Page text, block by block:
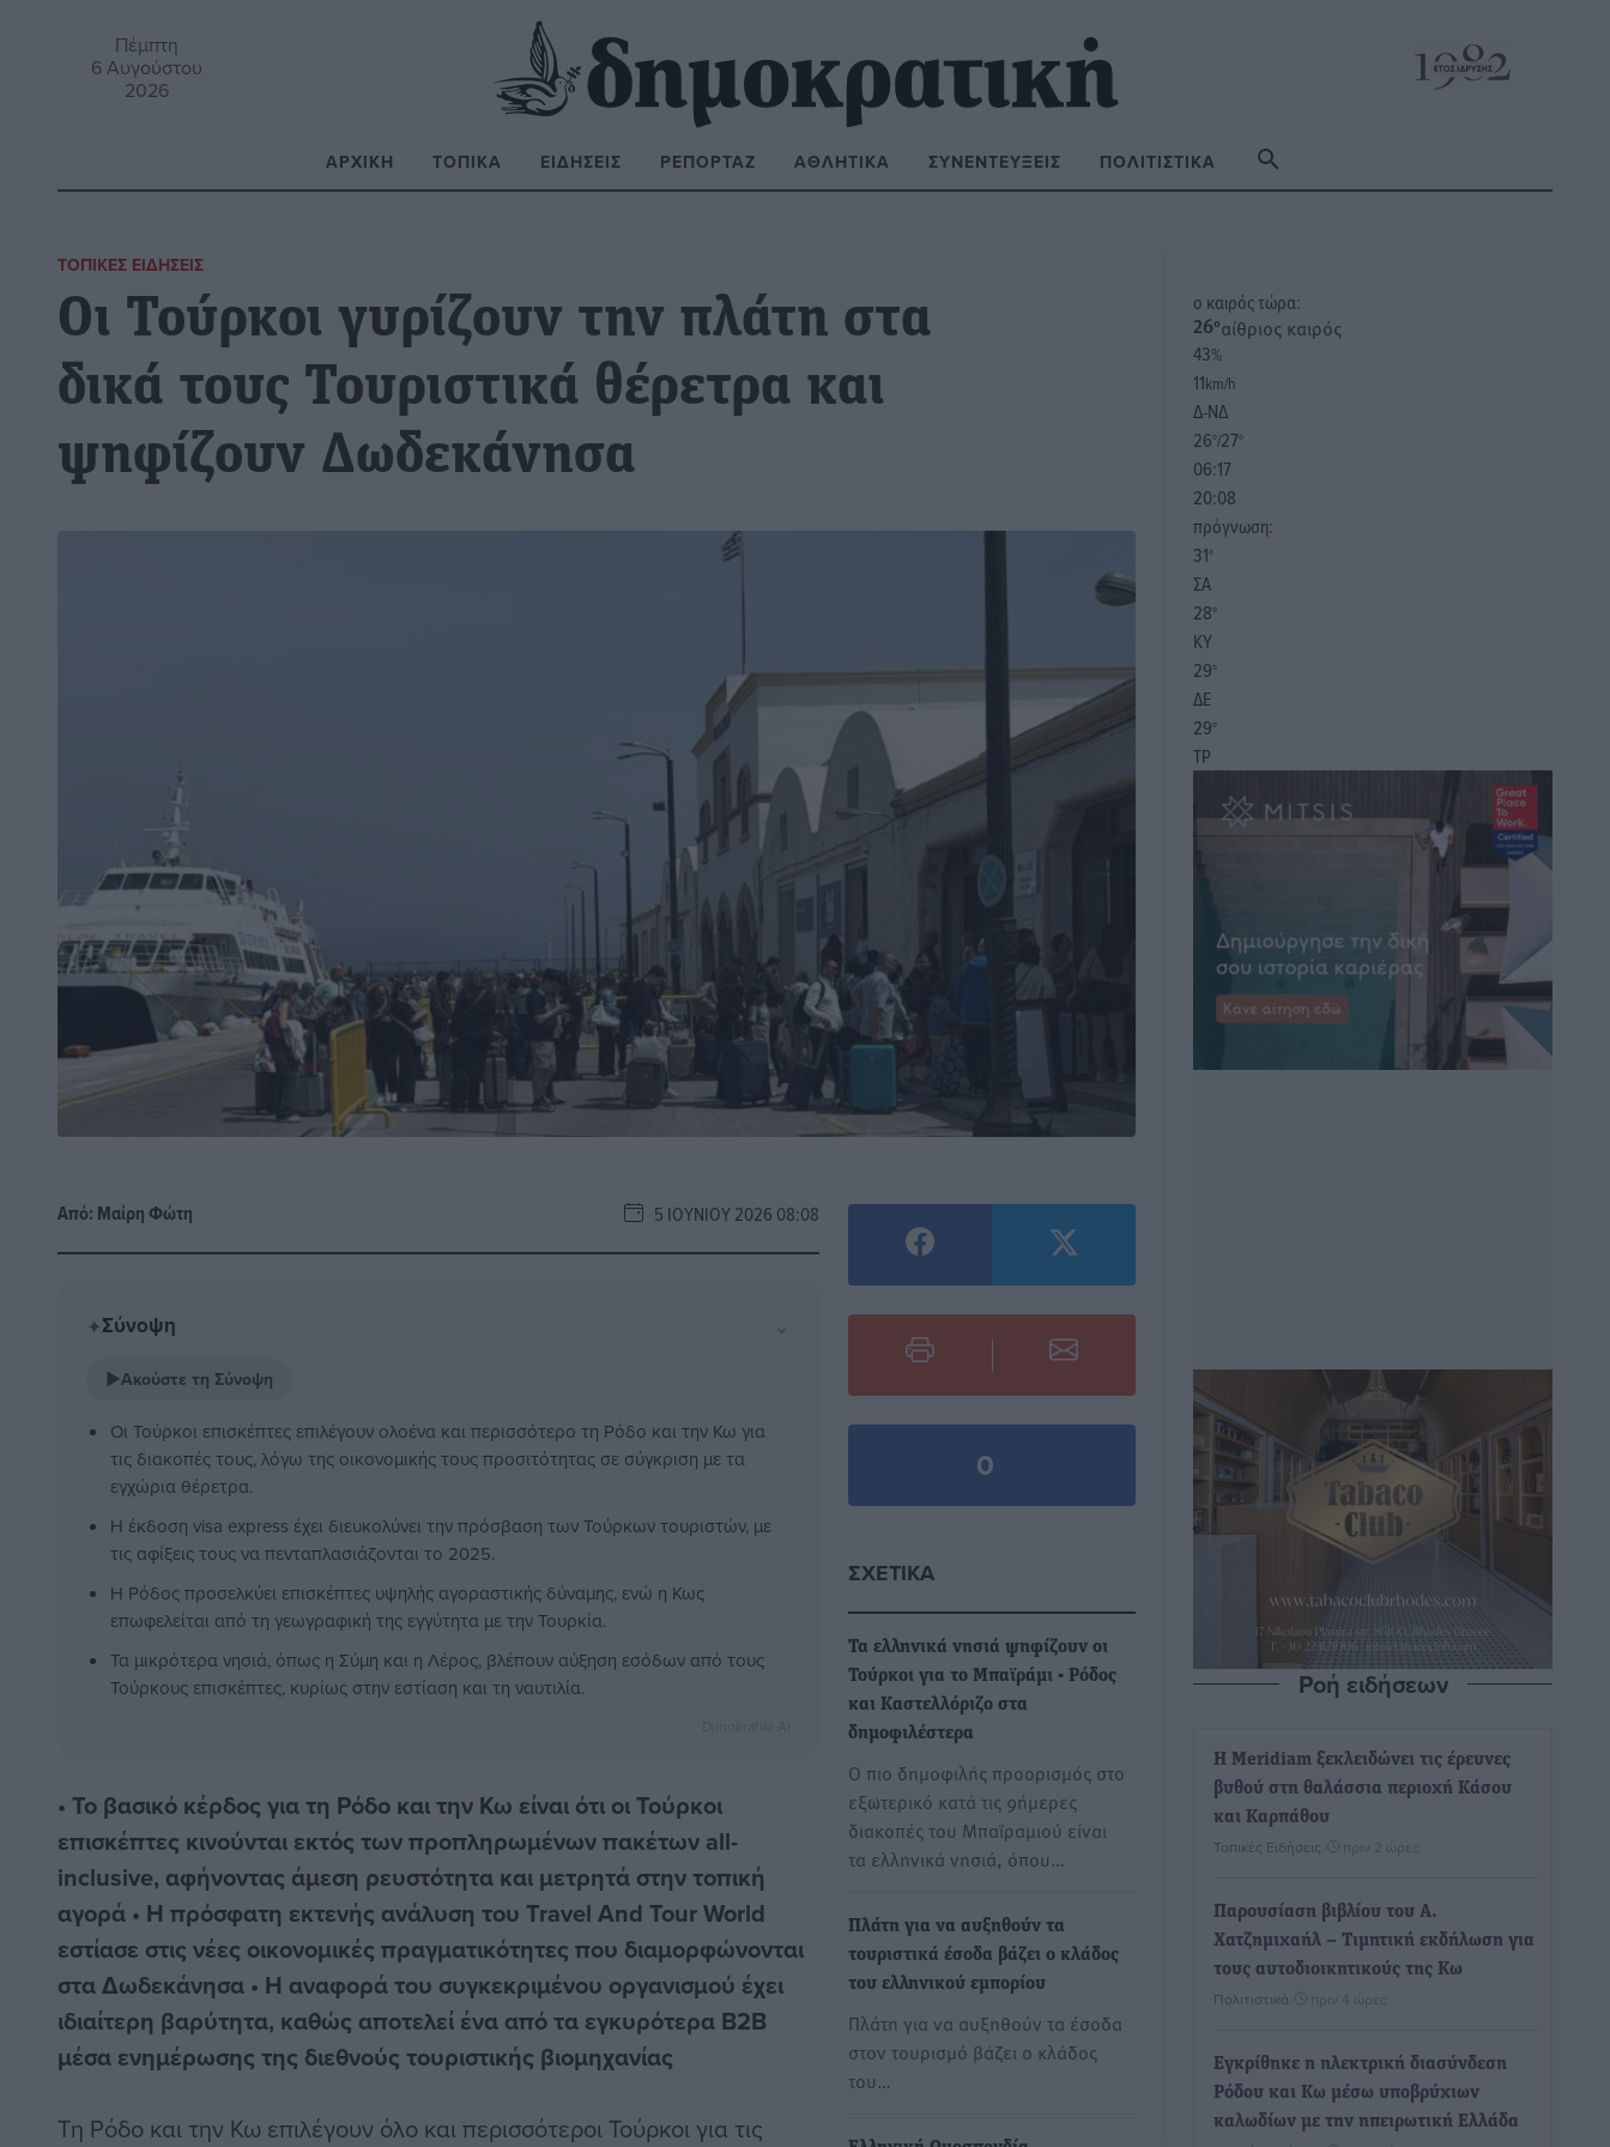
Πέμπτη
6 Αυγούστου
2026
ΑΡΧΙΚΉ ΤΟΠΙΚΆ ΕΙΔΉΣΕΙΣ ΡΕΠΟΡΤΆΖ ΑΘΛΗΤΙΚΆ ΣΥΝΕΝΤΕΎΞΕΙΣ ΠΟΛΙΤΙΣΤΙΚΆ
ΤΟΠΙΚΈΣ ΕΙΔΉΣΕΙΣ
Οι Τούρκοι γυρίζουν την πλάτη στα
δικά τους Τουριστικά θέρετρα και
ψηφίζουν Δωδεκάνησα
Από: Μαίρη Φώτη 5 ΙΟΥΝΊΟΥ 2026 08:08
✦Σύνοψη ⌄
▶Ακούστε τη Σύνοψη
Οι Τούρκοι επισκέπτες επιλέγουν ολοένα και περισσότερο τη Ρόδο και την Κω για
τις διακοπές τους, λόγω της οικονομικής τους προσιτότητας σε σύγκριση με τα
εγχώρια θέρετρα.
Η έκδοση visa express έχει διευκολύνει την πρόσβαση των Τούρκων τουριστών, με
τις αφίξεις τους να πενταπλασιάζονται το 2025.
Η Ρόδος προσελκύει επισκέπτες υψηλής αγοραστικής δύναμης, ενώ η Κως
επωφελείται από τη γεωγραφική της εγγύτητα με την Τουρκία.
Τα μικρότερα νησιά, όπως η Σύμη και η Λέρος, βλέπουν αύξηση εσόδων από τους
Τούρκους επισκέπτες, κυρίως στην εστίαση και τη ναυτιλία.
• Το βασικό κέρδος για τη Ρόδο και την Κω είναι ότι οι Τούρκοι
επισκέπτες κινούνται εκτός των προπληρωμένων πακέτων all-
inclusive, αφήνοντας άμεση ρευστότητα και μετρητά στην τοπική
αγορά • Η πρόσφατη εκτενής ανάλυση του Travel And Tour World
εστίασε στις νέες οικονομικές πραγματικότητες που διαμορφώνονται
στα Δωδεκάνησα • Η αναφορά του συγκεκριμένου οργανισμού έχει
ιδιαίτερη βαρύτητα, καθώς αποτελεί ένα από τα εγκυρότερα B2B
μέσα ενημέρωσης της διεθνούς τουριστικής βιομηχανίας
Τη Ρόδο και την Κω επιλέγουν όλο και περισσότεροι Τούρκοι για τις
0
ΣΧΕΤΙΚΆ
Τα ελληνικά νησιά ψηφίζουν οι
Τούρκοι για το Μπαϊράμι - Ρόδος
και Καστελλόριζο στα
δημοφιλέστερα
Ο πιο δημοφιλής προορισμός στο
εξωτερικό κατά τις 9ήμερες
διακοπές του Μπαϊραμιού είναι
τα ελληνικά νησιά, όπου…
Πλάτη για να αυξηθούν τα
τουριστικά έσοδα βάζει ο κλάδος
του ελληνικού εμπορίου
Πλάτη για να αυξηθούν τα έσοδα
στον τουρισμό βάζει ο κλάδος
του…
o καιρός τώρα:
26°αίθριος καιρός
43%
11km/h
Δ-ΝΔ
26°/27°
06:17
20:08
πρόγνωση:
31°
ΣΑ
28°
ΚΥ
29°
ΔΕ
29°
ΤΡ
Ροή ειδήσεων
Η Meridiam ξεκλειδώνει τις έρευνες
βυθού στη θαλάσσια περιοχή Κάσου
και Καρπάθου
Τοπικές Ειδήσεις πριν 2 ώρες
Παρουσίαση βιβλίου του Α.
Χατζημιχαήλ – Τιμητική εκδήλωση για
τους αυτοδιοικητικούς της Κω
Πολιτιστικά πριν 4 ώρες
Εγκρίθηκε η ηλεκτρική διασύνδεση
Ρόδου και Κω μέσω υποβρύχιων
καλωδίων με την ηπειρωτική Ελλάδα